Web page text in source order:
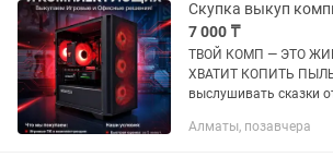
Скупка выкуп
7 000 ₸
ТВОЙ КОМП — ЭТО
ХВАТИТ КОПИТЬ
выслушивать сказки
барахолках? Твоё
Алматы, позавчера